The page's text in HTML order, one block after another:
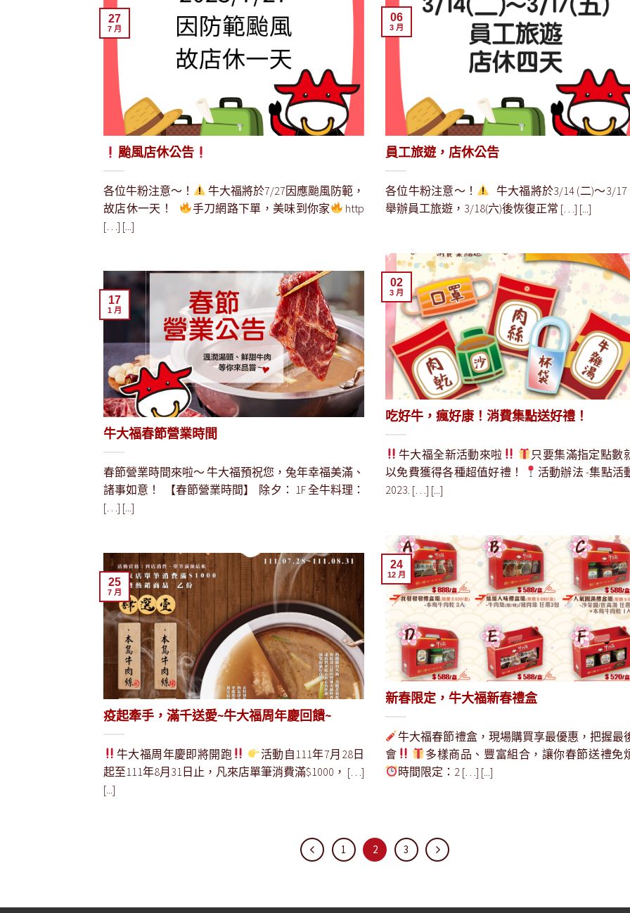
颱風店休公告
各位牛粉注意～！
牛大福將於7/27因應颱風防範，
故店休一天！
手刀網路下單，美味到你家
http
[…] [...]
27
7 月
員工旅遊，店休公告
各位牛粉注意～！
牛大福將於3/14 (二)～3/17
舉辦員工旅遊，3/18(六)後恢復正常 […] [...]
06
3 月
吃好牛，瘋好康！消費集點送好禮！
牛大福全新活動來啦
只要集滿指定點數
以免費獲得各種超值好禮！
活動辦法 -集點活
2023. […] [...]
02
3 月
牛大福春節營業時間
春節營業時間來啦～ 牛大福預祝您，兔年幸福美滿、
諸事如意！ ​ 【春節營業時間】 ​ 除夕： 1F 全牛料理：
[…] [...]
17
1 月
新春限定，牛大福新春禮盒
牛大福春節禮盒，現場購買享最優惠，把握最
會
多樣商品、豐富組合，讓你春節送禮免
時間限定：2 […] [...]
24
12 月
疫起牽手，滿千送愛~牛大福周年慶回饋~
牛大福周年慶即將開跑
活動自111年7月28日
起至111年8月31日止，凡來店單筆消費滿$1000， […]
[...]
25
7 月
1 2 3